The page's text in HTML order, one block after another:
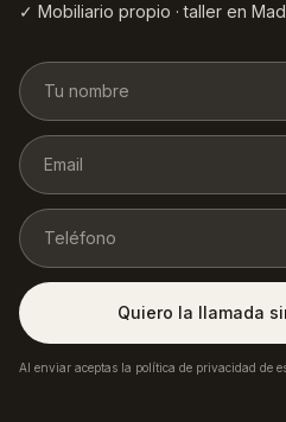
✓ Mobiliario propio · taller en
Quiero la llamada
Al enviar aceptas la política de privacidad de